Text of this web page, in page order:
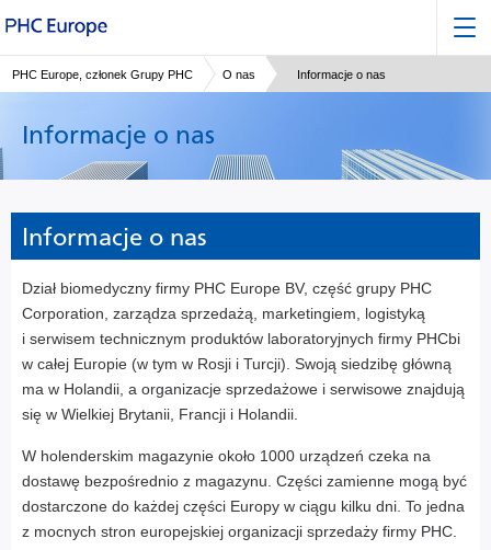
PHC Europe, członek Grupy PHC O nas Informacje o nas
Informacje o nas
Informacje o nas
Dział biomedyczny firmy PHC Europe BV, część grupy PHC
Corporation, zarządza sprzedażą, marketingiem, logistyką
i serwisem technicznym produktów laboratoryjnych firmy PHCbi
w całej Europie (w tym w Rosji i Turcji). Swoją siedzibę główną
ma w Holandii, a organizacje sprzedażowe i serwisowe znajdują
się w Wielkiej Brytanii, Francji i Holandii.
W holenderskim magazynie około 1000 urządzeń czeka na
dostawę bezpośrednio z magazynu. Części zamienne mogą być
dostarczone do każdej części Europy w ciągu kilku dni. To jedna
z mocnych stron europejskiej organizacji sprzedaży firmy PHC.